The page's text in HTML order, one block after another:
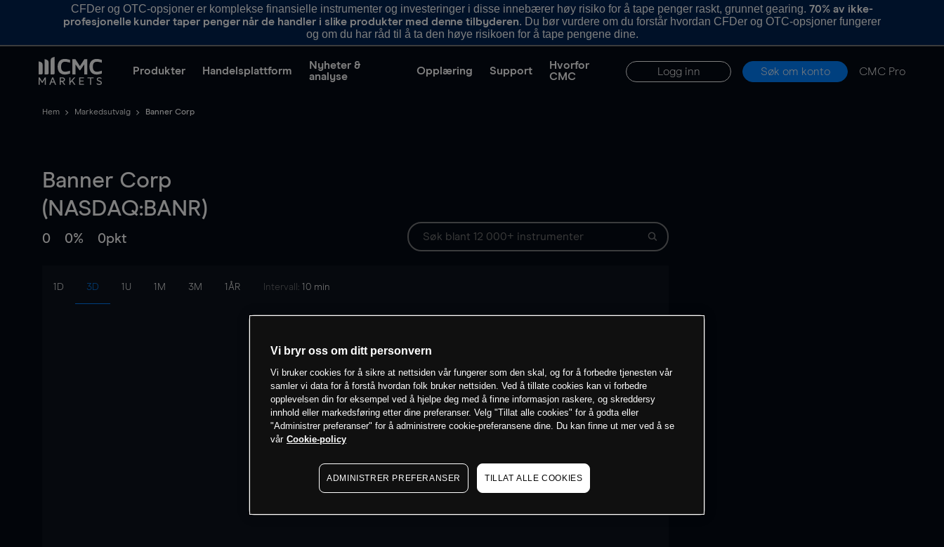
CFDer og OTC-opsjoner er komplekse finansielle instrumenter og investeringer i disse innebærer høy risiko for å tape penger raskt, grunnet gearing.70% av ikke-
profesjonelle kunder taper penger når de handler i slike produkter med denne tilbyderen. Du bør vurdere om du forstår hvordan CFDer og OTC-opsjoner fungerer
og om du har råd til å ta den høye risikoen for å tape pengene dine.
Produkter Handelsplattform
Nyheter &
analyse
Opplæring Support
Hvorfor
CMC
Logg inn Søk om konto CMC Pro
Hem Markedsutvalg Banner Corp
Banner Corp
(NASDAQ:BANR)
0 0% 0pkt
1D 3D 1U 1M 3M 1ÅR Intervall: 10 min
Vi bryr oss om ditt personvern
Vi bruker cookies for å sikre at nettsiden vår fungerer som den skal, og for å forbedre tjenesten vår
samler vi data for å forstå hvordan folk bruker nettsiden. Ved å tillate cookies kan vi forbedre
opplevelsen din for eksempel ved å hjelpe deg med å finne informasjon raskere, og skreddersy
innhold eller markedsføring etter dine preferanser. Velg "Tillat alle cookies" for å godta eller
"Administrer preferanser" for å administrere cookie-preferansene dine. Du kan finne ut mer ved å se
vår Cookie-policy
ADMINISTRER PREFERANSER TILLAT ALLE COOKIES